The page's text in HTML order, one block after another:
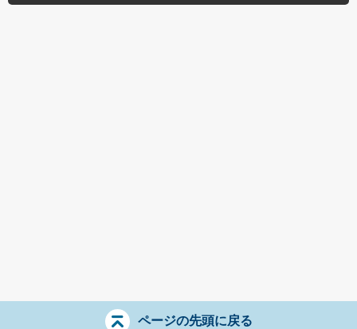
ページの先頭に戻る